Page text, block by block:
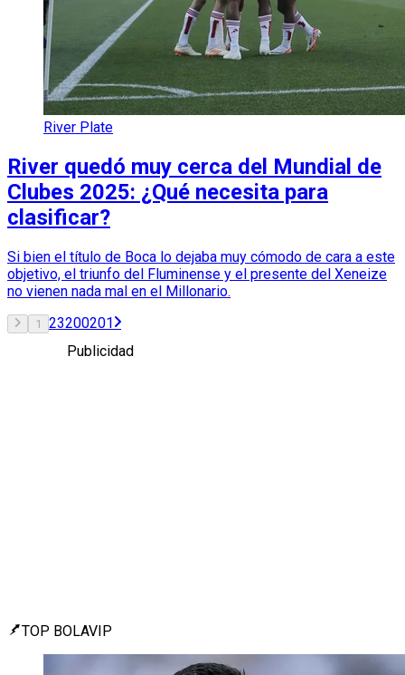
River Plate
River quedó muy cerca del Mundial de
Clubes 2025: ¿Qué necesita para
clasificar?
Si bien el título de Boca lo dejaba muy cómodo de cara a este
objetivo, el triunfo del Fluminense y el presente del Xeneize
no vienen nada mal en el Millonario.
1 23200201
Publicidad
TOP BOLAVIP